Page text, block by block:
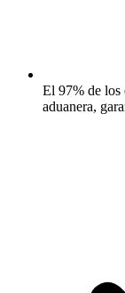
El 97% de los
aduanera,